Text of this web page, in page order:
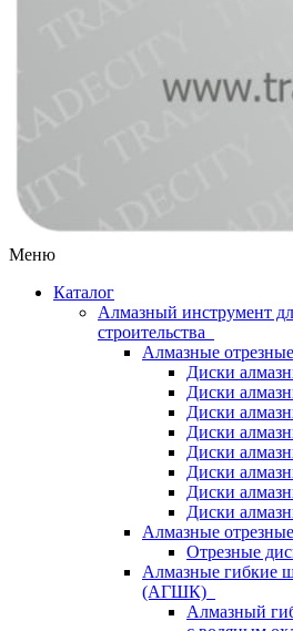
Меню
Каталог
Алмазный инструмент
строительства
Алмазные
Диски
Диски
Диски
Диски
Диски
Диски
Диски
Диски
Алмазные
Отрезные
Алмазные гибкие
(АГШК)
Алмазный